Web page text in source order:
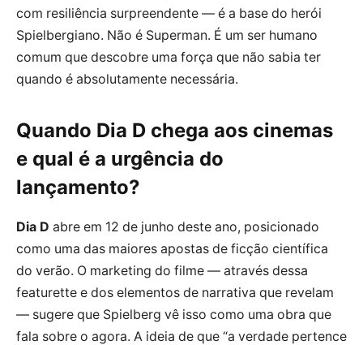
com resiliência surpreendente — é a base do herói
Spielbergiano. Não é Superman. É um ser humano
comum que descobre uma força que não sabia ter
quando é absolutamente necessária.
Quando Dia D chega aos cinemas
e qual é a urgência do
lançamento?
Dia D abre em 12 de junho deste ano, posicionado
como uma das maiores apostas de ficção científica
do verão. O marketing do filme — através dessa
featurette e dos elementos de narrativa que revelam
— sugere que Spielberg vê isso como uma obra que
fala sobre o agora. A ideia de que “a verdade pertence